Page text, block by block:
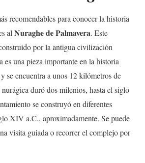
recomendables para conocer la historia
al Nuraghe de Palmavera. Este
por la antigua civilización
es una pieza importante en la historia
se encuentra a unos 12 kilómetros de
duró dos milenios, hasta el siglo
se construyó en diferentes
XIV a.C., aproximadamente. Se puede
visita guiada o recorrer el complejo por